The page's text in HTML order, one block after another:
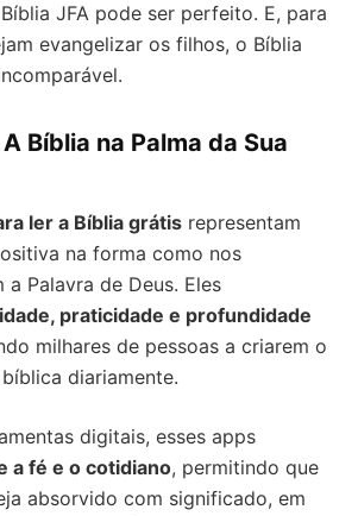
JFA pode ser perfeito. E, para
evangelizar os filhos, o Bíblia
Bíblia na Palma da Sua
ler a Bíblia grátis representam
na forma como nos
Palavra de Deus. Eles
praticidade e profundidade
milhares de pessoas a criarem o
diariamente.
digitais, esses apps
a fé e o cotidiano, permitindo que
absorvido com significado, em